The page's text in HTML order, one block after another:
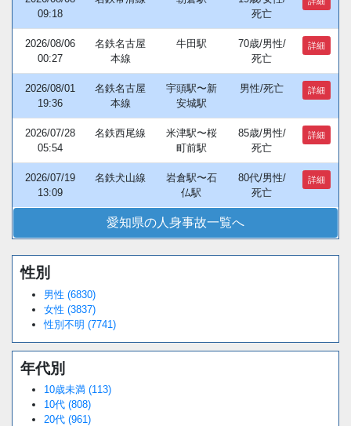
09:18
死亡
2026/08/06
00:27
名鉄名古屋
本線
牛田駅
70歳/男性/
死亡
詳細
2026/08/01
19:36
名鉄名古屋
本線
宇頭駅〜新
安城駅
男性/死亡 詳細
2026/07/28
05:54
名鉄西尾線
米津駅〜桜
町前駅
85歳/男性/
死亡
詳細
2026/07/19
13:09
名鉄犬山線
岩倉駅〜石
仏駅
80代/男性/
死亡
詳細
愛知県の人身事故一覧へ
性別
男性 (6830)
女性 (3837)
性別不明 (7741)
年代別
10歳未満 (113)
10代 (808)
20代 (961)